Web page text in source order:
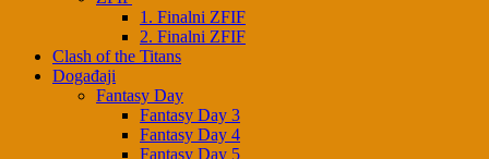
1. Finalni ZFIF
2. Finalni ZFIF
Clash of the Titans
Događaji
Fantasy Day
Fantasy Day 3
Fantasy Day 4
Fantasy Day 5